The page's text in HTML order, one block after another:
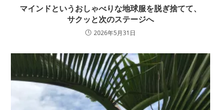
マインドというおしゃべりな地球服を脱ぎ捨てて、
サクッと次のステージへ
2026年5月31日